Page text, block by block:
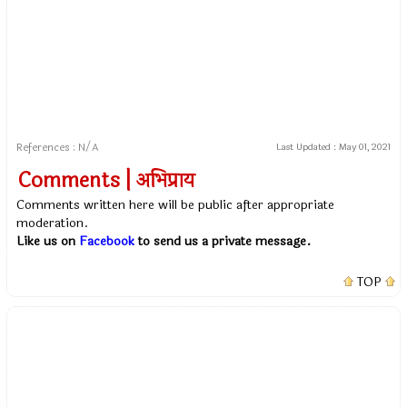
References : N/A Last Updated : May 01, 2021
Comments | अभिप्राय
Comments written here will be public after appropriate
moderation.
Like us on Facebookto send us a private message.
TOP